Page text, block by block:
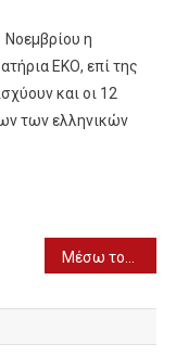
Νοεμβρίου η
ΕΚΟ, επί της
και οι 12
των ελληνικών